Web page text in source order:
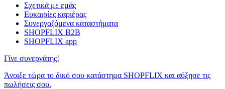
Σχετικά με εμάς
Ευκαιρίες καριέρας
Συνεργαζόμενα καταστήματα
SHOPFLIX B2B
SHOPFLIX app
Γίνε συνεργάτης!
Άνοιξε τώρα το δικό σου κατάστημα SHOPFLIX και αύξησε τις
πωλήσεις σου.